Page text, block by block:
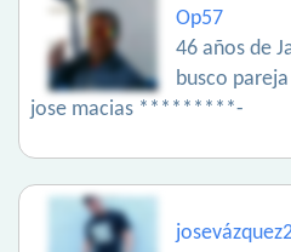
Op57
46 años de
busco
jose macias *********-